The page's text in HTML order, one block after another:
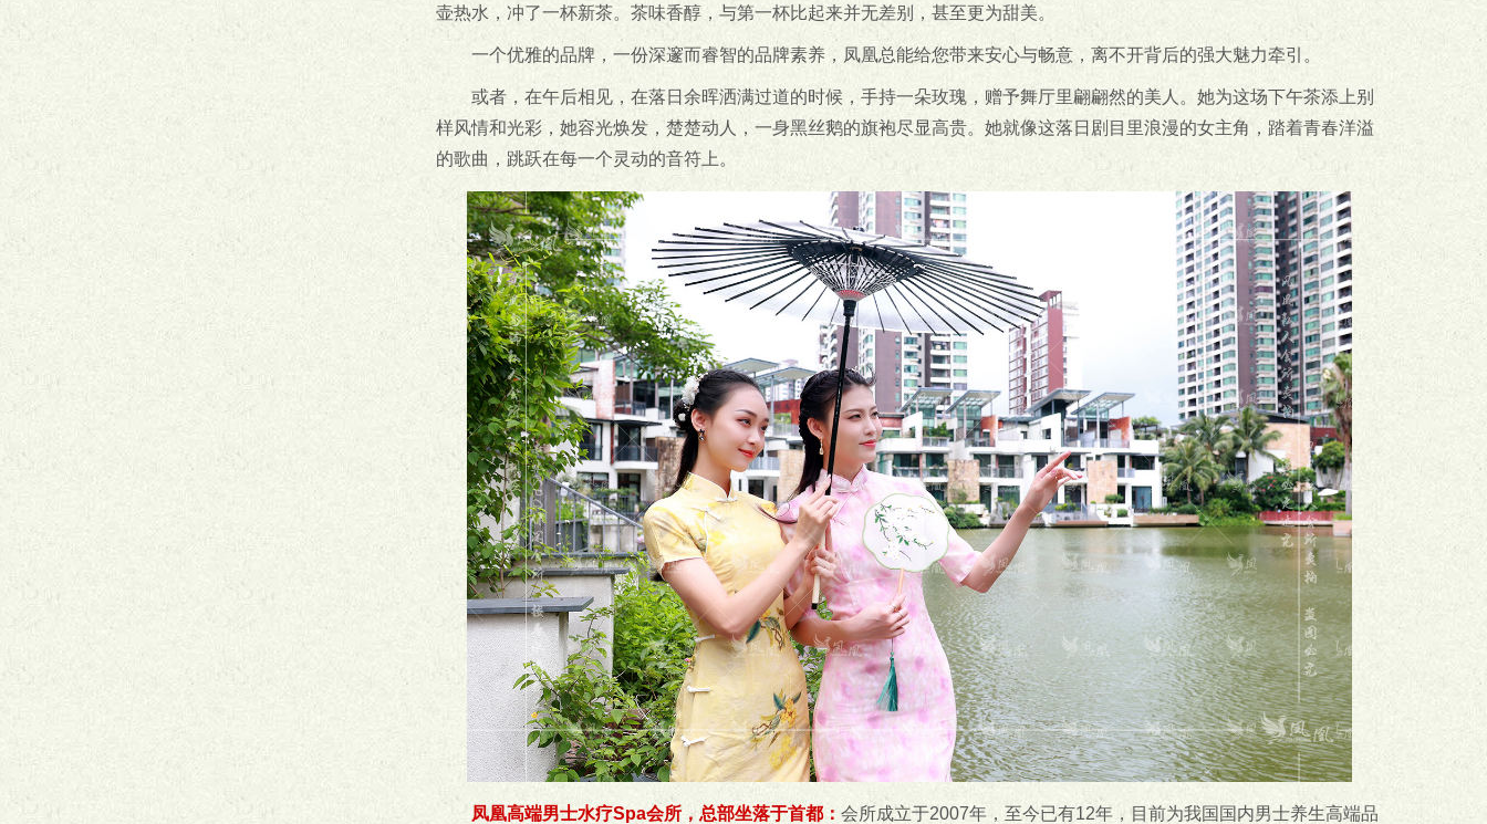
壶热水，冲了一杯新茶。茶味香醇，与第一杯比起来并无差别，甚至更为甜美。
一个优雅的品牌，一份深邃而睿智的品牌素养，凤凰总能给您带来安心与畅意，离不开背后的强大魅力牵引。
或者，在午后相见，在落日余晖洒满过道的时候，手持一朵玫瑰，赠予舞厅里翩翩然的美人。她为这场下午茶添上别
样风情和光彩，她容光焕发，楚楚动人，一身黑丝鹅的旗袍尽显高贵。她就像这落日剧目里浪漫的女主角，踏着青春洋溢
的歌曲，跳跃在每一个灵动的音符上。
凤凰高端男士水疗Spa会所，总部坐落于首都： 会所成立于2007年，至今已有12年，目前为我国国内男士养生高端品